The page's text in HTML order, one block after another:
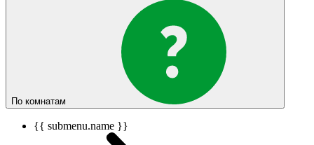
По комнатам
{{ submenu.name }}